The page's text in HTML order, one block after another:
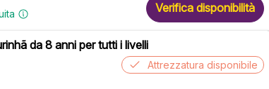
Verifica disponibilità
da 8 anni per tutti i livelli
Attrezzatura disponibile